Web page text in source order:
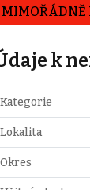
MIMOŘÁDNĚ
k
Kategorie
Lokalita
Okres